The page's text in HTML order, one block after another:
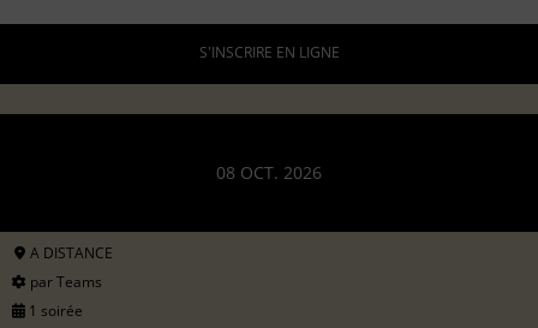
S'INSCRIRE EN LIGNE
08 OCT. 2026
A DISTANCE
par Teams
1 soirée